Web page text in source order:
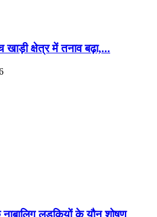
खाड़ी क्षेत्र में तनाव बढ़ा,...
लड़कियों के यौन शोषण